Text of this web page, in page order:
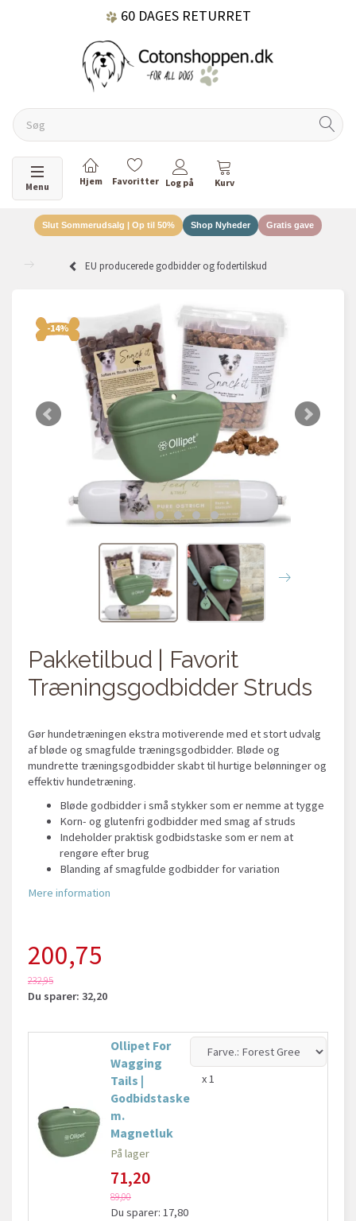
60 DAGES RETURRET
Skifte navigation
Menu
Slut Sommerudsalg | Op til 50% Shop Nyheder Gratis gave
EU producerede godbidder og fodertilskud
-14%
Pakketilbud | Favorit
Træningsgodbidder Struds
Gør hundetræningen ekstra motiverende med et stort udvalg
af bløde og smagfulde træningsgodbidder. Bløde og
mundrette træningsgodbidder skabt til hurtige belønninger og
effektiv hundetræning.
Bløde godbidder i små stykker som er nemme at tygge
Korn- og glutenfri godbidder med smag af struds
Indeholder praktisk godbidstaske som er nem at
rengøre efter brug
Blanding af smagfulde godbidder for variation
Mere information
200,75
232,95
Du sparer: 32,20
Ollipet For
Wagging
Tails |
Godbidstaske
m.
Magnetluk
På lager
71,20
89,00
Du sparer: 17,80
x 1